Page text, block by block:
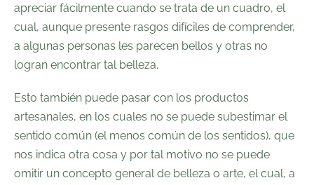
apreciar fácilmente cuando se trata de un cuadro, el
cual, aunque presente rasgos difíciles de comprender,
a algunas personas les parecen bellos y otras no
logran encontrar tal belleza.
Esto también puede pasar con los productos
artesanales, en los cuales no se puede subestimar el
sentido común (el menos común de los sentidos), que
nos indica otra cosa y por tal motivo no se puede
omitir un concepto general de belleza o arte, el cual, a